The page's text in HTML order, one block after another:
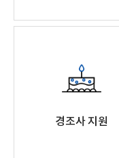
경조사 지원